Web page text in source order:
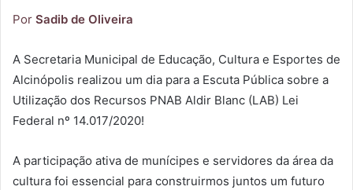
Por Sadib de Oliveira
A Secretaria Municipal de Educação, Cultura e Esportes de
Alcinópolis realizou um dia para a Escuta Pública sobre a
Utilização dos Recursos PNAB Aldir Blanc (LAB) Lei
Federal nº 14.017/2020!
A participação ativa de munícipes e servidores da área da
cultura foi essencial para construirmos juntos um futuro